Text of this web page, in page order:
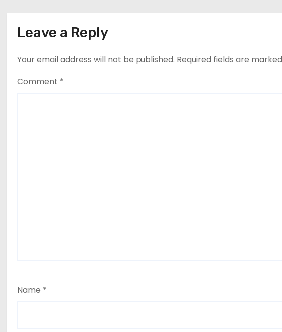
i
o
n
Leave a Reply
Your email address will not be published. Required fields are marked
Comment *
Name *